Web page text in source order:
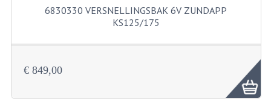
CRANKS EN STANDAARDS
6830330 VERSNELLINGSBAK 6V ZUNDAPP
KS125/175
€ 849,00